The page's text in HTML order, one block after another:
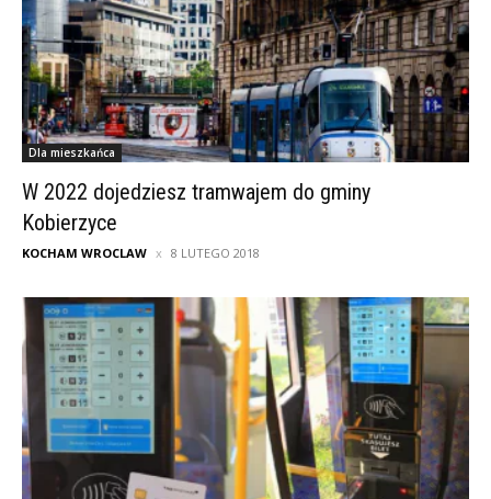
Dla mieszkańca
W 2022 dojedziesz tramwajem do gminy
Kobierzyce
KOCHAM WROCLAW 8 LUTEGO 2018